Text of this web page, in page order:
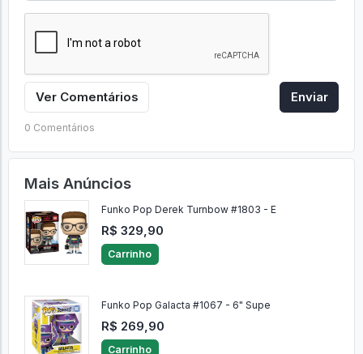
Ver Comentários Enviar
0 Comentários
Mais Anúncios
Funko Pop Derek Turnbow #1803 - E
R$ 329,90
Carrinho
Funko Pop Galacta #1067 - 6" Supe
R$ 269,90
Carrinho